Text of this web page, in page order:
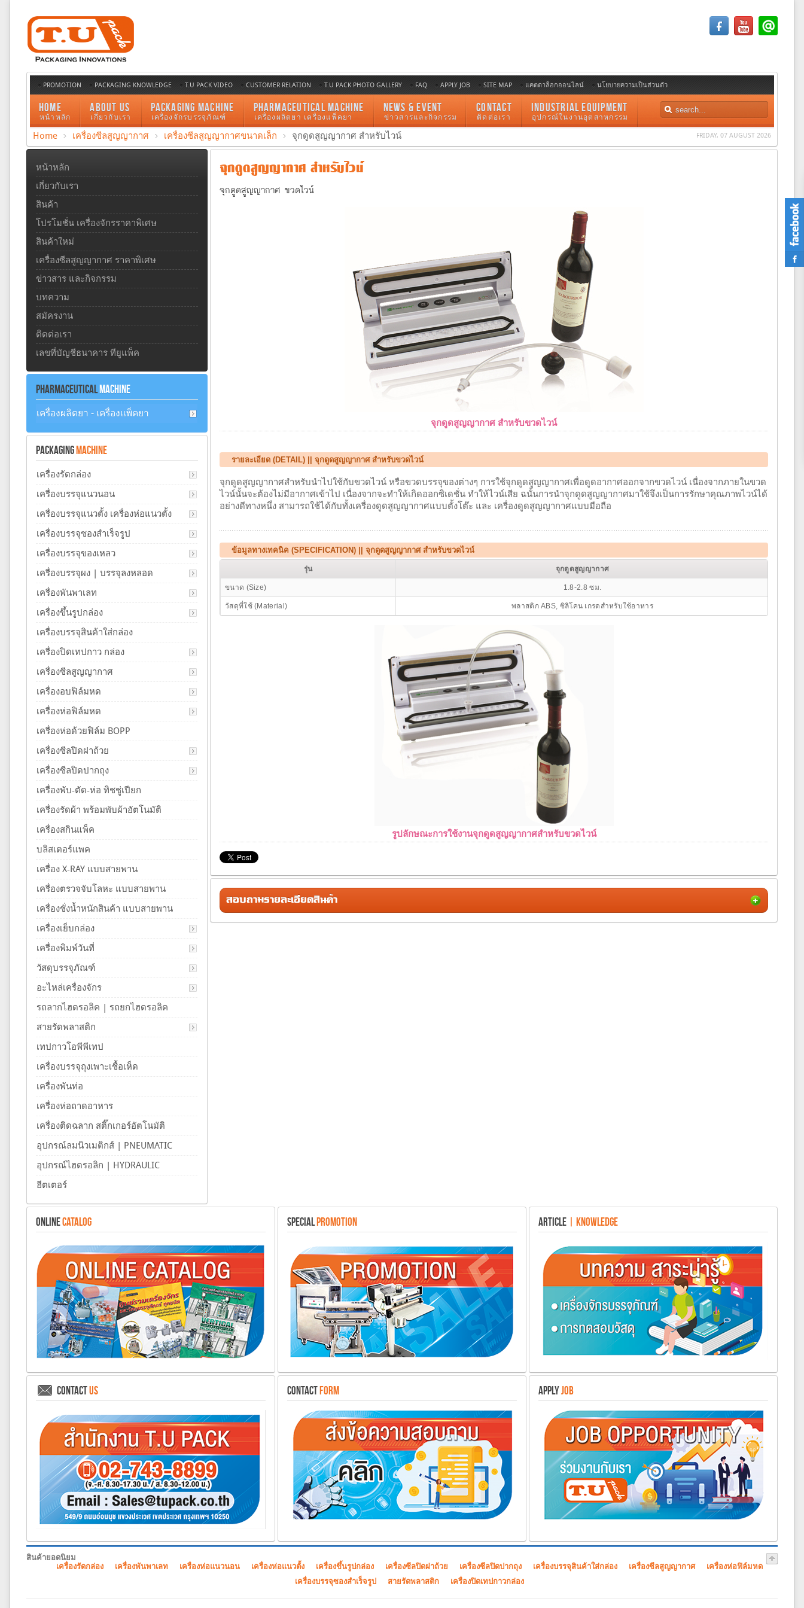
PROMOTION PACKAGING KNOWLEDGE T.U PACK VIDEO CUSTOMER RELATION T.U PACK PHOTO GALLERY FAQ APPLY JOB SITE MAP แคตตาล็อกออนไลน์ นโยบายความเป็นส่วนตัว
HOME
หน้าหลัก
ABOUT US
เกี่ยวกับเรา
PACKAGING MACHINE
เครื่องจักรบรรจุภัณฑ์
PHARMACEUTICAL MACHINE
เครื่องผลิตยา เครื่องแพ็คยา
NEWS & EVENT
ข่าวสารและกิจกรรม
CONTACT
ติดต่อเรา
INDUSTRIAL EQUIPMENT
อุปกรณ์ในงานอุตสาหกรรม
FRIDAY, 07 AUGUST 2026
Home เครื่องซีลสูญญากาศ เครื่องซีลสูญญากาศขนาดเล็ก จุกดูดสูญญากาศ สำหรับไวน์
จุกดูดสูญญากาศ สำหรับไวน์
จุกดูดสูญญากาศ ขวดไวน์
จุกดูดสูญญากาศ สำหรับขวดไวน์
รายละเอียด (DETAIL) || จุกดูดสูญญากาศ สำหรับขวดไวน์
จุกดูดสูญญากาศสำหรับนำไปใช้กับขวดไวน์ หรือขวดบรรจุของต่างๆ การใช้จุกดูดสูญญากาศเพื่อดูดอากาศออกจากขวดไวน์ เนื่องจากภายในขวด
ไวน์นั้นจะต้องไม่มีอากาศเข้าไป เนื่องจากจะทำให้เกิดออกซิเดชั่น ทำให้ไวน์เสีย ฉนั้นการนำจุกดูดสูญญากาศมาใช้จึงเป็นการรักษาคุณภาพไวน์ได้
อย่างดีทางหนึ่ง สามารถใช้ได้กับทั้งเครื่องดูดสูญญากาศแบบตั้งโต๊ะ และ เครื่องดูดสูญญากาศแบบมือถือ
ข้อมูลทางเทคนิค (SPECIFICATION) || จุกดูดสูญญากาศ สำหรับขวดไวน์
รุ่น จุกดูดสูญญากาศ
ขนาด (Size) 1.8-2.8 ซม.
วัสดุที่ใช้ (Material) พลาสติก ABS, ซิลิโคน เกรดสำหรับใช้อาหาร
รูปลักษณะการใช้งานจุกดูดสูญญากาศสำหรับขวดไวน์
สอบถามรายละเอียดสินค้า
หน้าหลัก
เกี่ยวกับเรา
สินค้า
โปรโมชั่น เครื่องจักรราคาพิเศษ
สินค้าใหม่
เครื่องซีลสูญญากาศ ราคาพิเศษ
ข่าวสาร และกิจกรรม
บทความ
สมัครงาน
ติดต่อเรา
เลขที่บัญชีธนาคาร ทียูแพ็ค
PHARMACEUTICALMACHINE
เครื่องผลิตยา - เครื่องแพ็คยา
PACKAGING MACHINE
เครื่องรัดกล่อง
เครื่องบรรจุแนวนอน
เครื่องบรรจุแนวตั้ง เครื่องห่อแนวตั้ง
เครื่องบรรจุซองสำเร็จรูป
เครื่องบรรจุของเหลว
เครื่องบรรจุผง | บรรจุลงหลอด
เครื่องพันพาเลท
เครื่องขึ้นรูปกล่อง
เครื่องบรรจุสินค้าใส่กล่อง
เครื่องปิดเทปกาว กล่อง
เครื่องซีลสูญญากาศ
เครื่องอบฟิล์มหด
เครื่องห่อฟิล์มหด
เครื่องห่อด้วยฟิล์ม BOPP
เครื่องซีลปิดฝาถ้วย
เครื่องซีลปิดปากถุง
เครื่องพับ-ตัด-ห่อ ทิชชู่เปียก
เครื่องรัดผ้า พร้อมพับผ้าอัตโนมัติ
เครื่องสกินแพ็ค
บลิสเตอร์แพค
เครื่อง X-RAY แบบสายพาน
เครื่องตรวจจับโลหะ แบบสายพาน
เครื่องชั่งน้ำหนักสินค้า แบบสายพาน
เครื่องเย็บกล่อง
เครื่องพิมพ์วันที่
วัสดุบรรจุภัณฑ์
อะไหล่เครื่องจักร
รถลากไฮดรอลิค | รถยกไฮดรอลิค
สายรัดพลาสติก
เทปกาวโอพีพีเทป
เครื่องบรรจุถุงเพาะเชื้อเห็ด
เครื่องพันท่อ
เครื่องห่อถาดอาหาร
เครื่องติดฉลาก สติ๊กเกอร์อัตโนมัติ
อุปกรณ์ลมนิวเมติกส์ | PNEUMATIC
อุปกรณ์ไฮดรอลิก | HYDRAULIC
ฮีตเตอร์
ONLINECATALOG SPECIALPROMOTION ARTICLE | KNOWLEDGE
CONTACTUS CONTACT FORM APPLYJOB
สินค้ายอดนิยม
เครื่องรัดกล่อง
เครื่องพันพาเลท เครื่องห่อแนวนอน เครื่องห่อแนวตั้ง เครื่องขึ้นรูปกล่อง เครื่องซีลปิดฝาถ้วย เครื่องซีลปิดปากถุง เครื่องบรรจุสินค้าใส่กล่อง เครื่องซีลสูญญากาศ
เครื่องห่อฟิล์มหด
เครื่องบรรจุซองสำเร็จรูป
สายรัดพลาสติก เครื่องปิดเทปกาวกล่อง